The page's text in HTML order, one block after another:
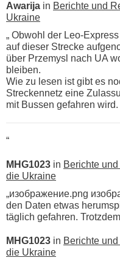
Awarija in Berichte und
Ukraine
„ Obwohl der Leo-
auf dieser Strecke
über Przemysl nach UA
bleiben.
Wie zu lesen ist gibt es
Streckennetz eine
mit Bussen gefahren wird.
“
MHG1023 in Berichte
die Ukraine
„изображение.png
den Daten etwas
täglich gefahren.
MHG1023 in Berichte
die Ukraine